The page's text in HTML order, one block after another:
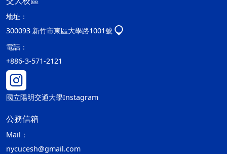
地址：
300093 新竹市東區大學路1001號
電話：
+886-3-571-2121
國立陽明交通大學Instagram
公務信箱
Mail：
nycucesh@gmail.com